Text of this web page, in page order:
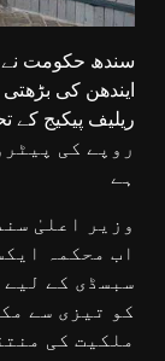
سندھ حکومت
ایندھن کی
روپے کی
ہے
وزیر اعلیٰ
اب محکمہ
سبسڈی کے
کو تیزی سے
ملکیت کی